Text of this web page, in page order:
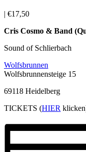
| €17,50
Cris Cosmo & Band
Sound of Schlierbach
Wolfsbrunnen
Wolfsbrunnensteige 15
69118 Heidelberg
TICKETS (HIER